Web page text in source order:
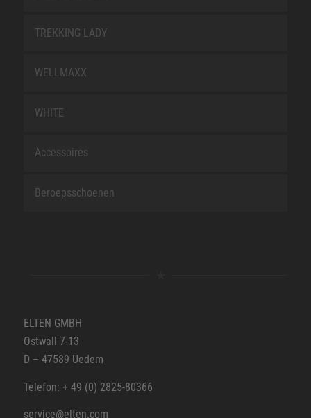
TREKKING LADY
WELLMAXX
WHITE
Accessoires
Beroepsschoenen
ELTEN GMBH
Ostwall 7-13
D – 47589 Uedem
Telefon: + 49 (0) 2825-80366
service@elten.com